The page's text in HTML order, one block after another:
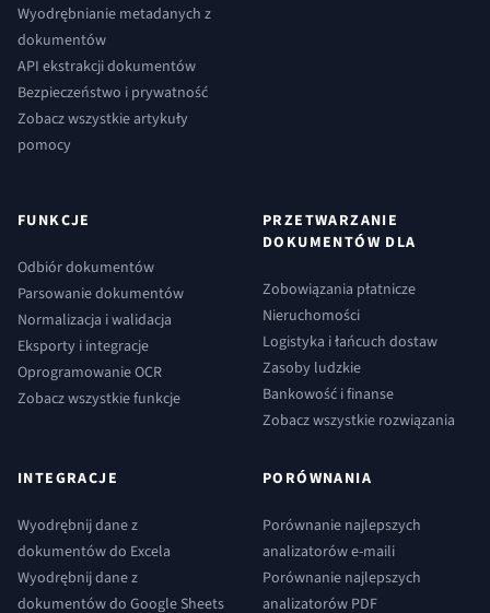
Wyodrębnianie metadanych z
dokumentów
API ekstrakcji dokumentów
Bezpieczeństwo i prywatność
Zobacz wszystkie artykuły
pomocy
FUNKCJE
Odbiór dokumentów
Parsowanie dokumentów
Normalizacja i walidacja
Eksporty i integracje
Oprogramowanie OCR
Zobacz wszystkie funkcje
PRZETWARZANIE
DOKUMENTÓW DLA
Zobowiązania płatnicze
Nieruchomości
Logistyka i łańcuch dostaw
Zasoby ludzkie
Bankowość i finanse
Zobacz wszystkie rozwiązania
INTEGRACJE
Wyodrębnij dane z
dokumentów do Excela
Wyodrębnij dane z
dokumentów do Google Sheets
PORÓWNANIA
Porównanie najlepszych
analizatorów e-maili
Porównanie najlepszych
analizatorów PDF